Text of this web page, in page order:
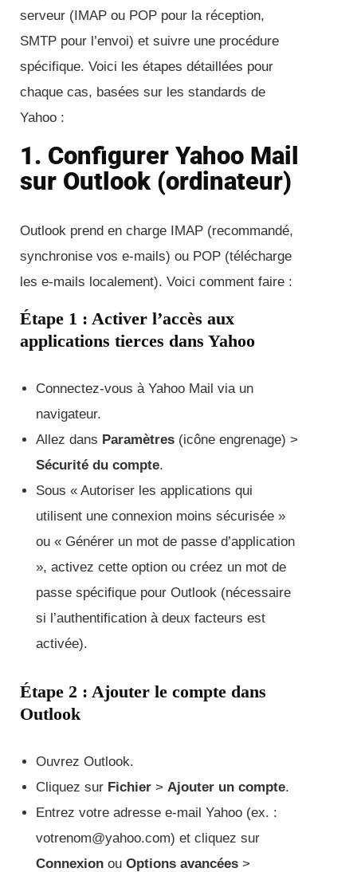
serveur (IMAP ou POP pour la réception,
SMTP pour l’envoi) et suivre une procédure
spécifique. Voici les étapes détaillées pour
chaque cas, basées sur les standards de
Yahoo :
1. Configurer Yahoo Mail
sur Outlook (ordinateur)
Outlook prend en charge IMAP (recommandé,
synchronise vos e-mails) ou POP (télécharge
les e-mails localement). Voici comment faire :
Étape 1 : Activer l’accès aux
applications tierces dans Yahoo
Connectez-vous à Yahoo Mail via un
navigateur.
Allez dans Paramètres (icône engrenage) >
Sécurité du compte.
Sous « Autoriser les applications qui
utilisent une connexion moins sécurisée »
ou « Générer un mot de passe d’application
», activez cette option ou créez un mot de
passe spécifique pour Outlook (nécessaire
si l’authentification à deux facteurs est
activée).
Étape 2 : Ajouter le compte dans
Outlook
Ouvrez Outlook.
Cliquez sur Fichier > Ajouter un compte.
Entrez votre adresse e-mail Yahoo (ex. :
votrenom@yahoo.com) et cliquez sur
Connexion ou Options avancées >